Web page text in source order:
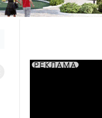
РЕКЛАМА